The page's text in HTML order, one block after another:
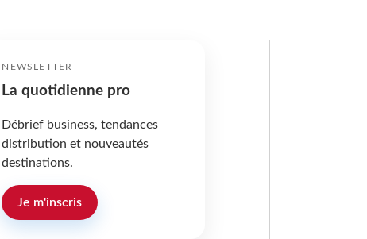
NEWSLETTER
La quotidienne pro
Débrief business, tendances
distribution et nouveautés
destinations.
Je m'inscris